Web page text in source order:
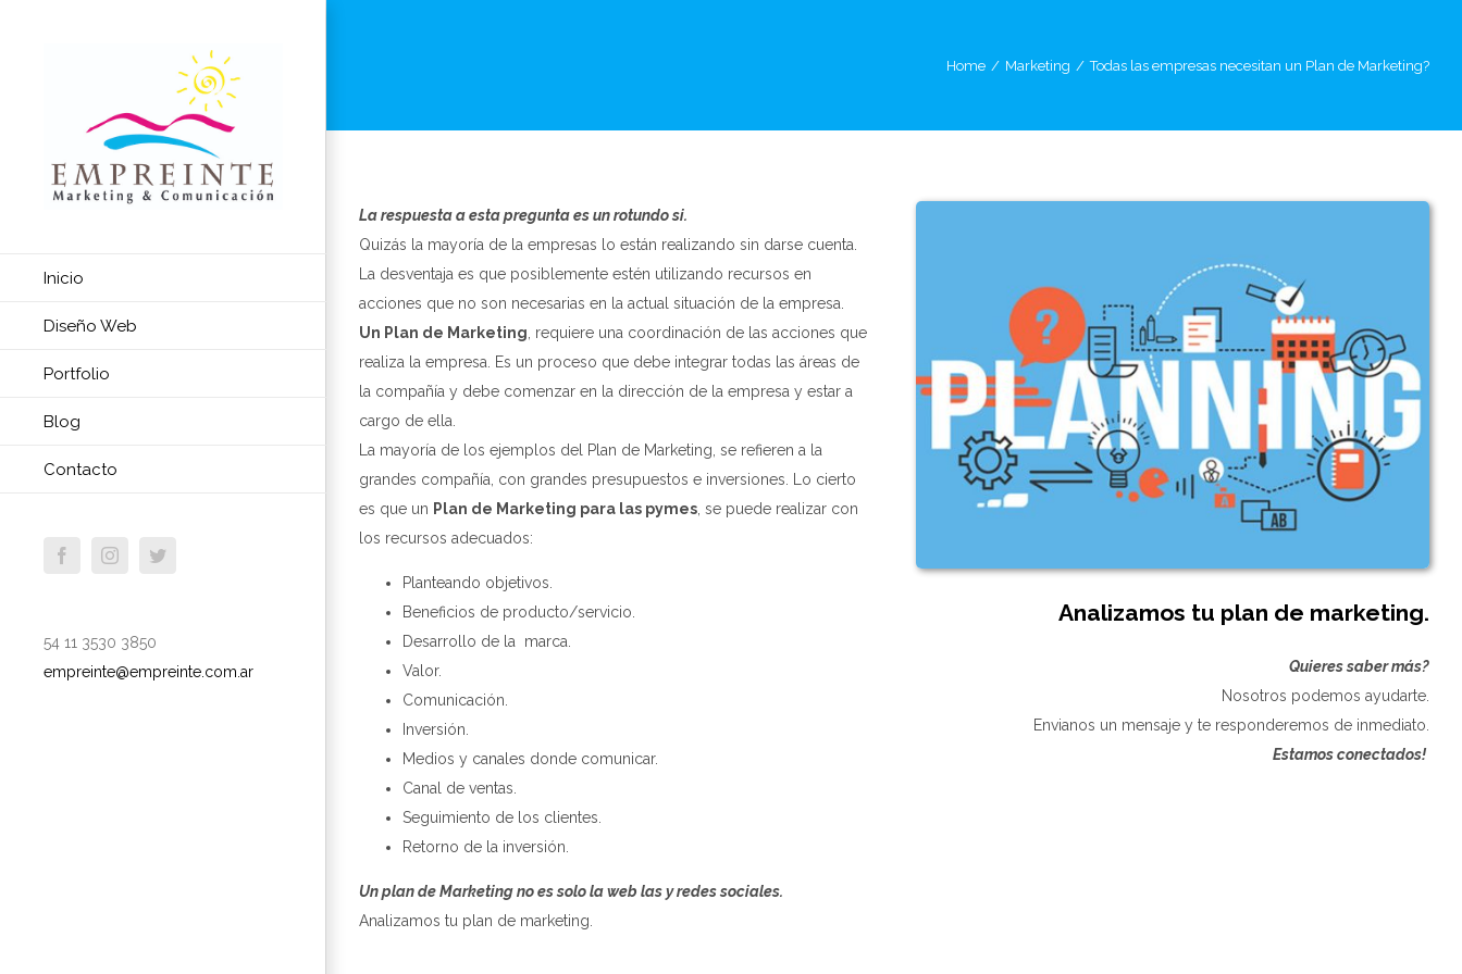
Inicio
Diseño Web
Portfolio
Blog
Contacto
facebookinstagram
54 11 3530 3850
empreinte@empreinte.com.ar
Home / Marketing / Todas las empresas necesitan un Plan de Marketing?
La respuesta a esta pregunta es un rotundo si.
Quizás la mayoría de la empresas lo están realizando sin darse cuenta.
La desventaja es que posiblemente estén utilizando recursos en
acciones que no son necesarias en la actual situación de la empresa.
Un Plan de Marketing , requiere una coordinación de las acciones que
realiza la empresa. Es un proceso que debe integrar todas las áreas de
la compañía y debe comenzar en la dirección de la empresa y estar a
cargo de ella.
La mayoría de los ejemplos del Plan de Marketing, se refieren a la
grandes compañía, con grandes presupuestos e inversiones. Lo cierto
es que un Plan de Marketing para las pymes , se puede realizar con
los recursos adecuados:
Planteando objetivos.
Beneficios de producto/servicio.
Desarrollo de la marca.
Valor.
Comunicación.
Inversión.
Medios y canales donde comunicar.
Canal de ventas.
Seguimiento de los clientes.
Retorno de la inversión.
Un plan de Marketing no es solo la web las y redes sociales.
Analizamos tu plan de marketing.
Analizamos tu plan de marketing.
Quieres saber más?
Nosotros podemos ayudarte.
Envianos un mensaje y te responderemos de inmediato.
Estamos conectados!